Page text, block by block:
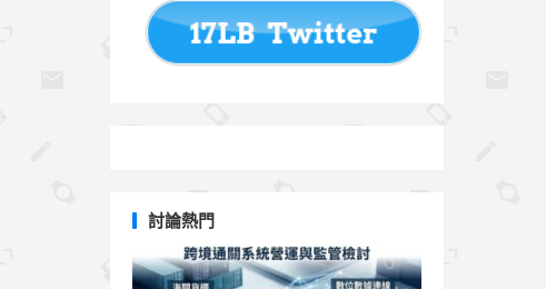
討論熱門